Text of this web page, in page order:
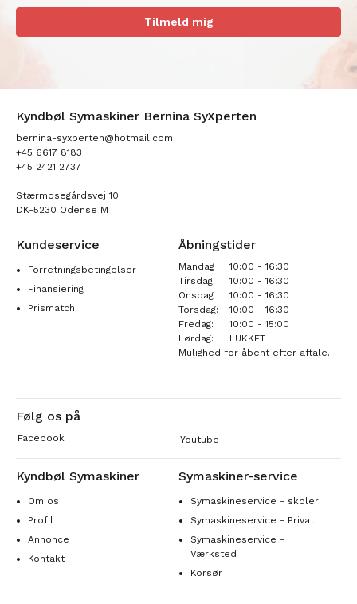
Tilmeld mig
Kyndbøl Symaskiner Bernina SyXperten
bernina-syxperten@hotmail.com
+45 6617 8183
+45 2421 2737
Stærmosegårdsvej 10
DK-5230 Odense M
Kundeservice
Forretningsbetingelser
Finansiering
Prismatch
Åbningstider
Mandag
10:00 - 16:30
Tirsdag
10:00 - 16:30
Onsdag
10:00 - 16:30
Torsdag:
10:00 - 16:30
Fredag:
10:00 - 15:00
Lørdag:
LUKKET
Mulighed for åbent efter aftale.
Følg os på
Facebook Youtube
Kyndbøl Symaskiner
Om os
Profil
Annonce
Kontakt
Symaskiner-service
Symaskineservice - skoler
Symaskineservice - Privat
Symaskineservice -
Værksted
Korsør